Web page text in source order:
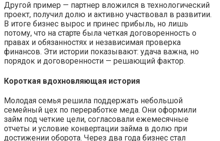
Другой пример — партнер вложился в технологический
проект, получил долю и активно участвовал в развитии.
В итоге бизнес вырос и принес прибыль, но лишь
потому, что на старте была четкая договоренность о
правах и обязанностях и независимая проверка
финансов. Эти истории показывают: удача важна, но
порядок и договоренности — решающий фактор.
Короткая вдохновляющая история
Молодая семья решила поддержать небольшой
семейный цех по переработке меда. Они оформили
займ под четкие цели, согласовали ежемесячные
отчеты и условие конвертации займа в долю при
достижении оборота. Через два года бизнес стал